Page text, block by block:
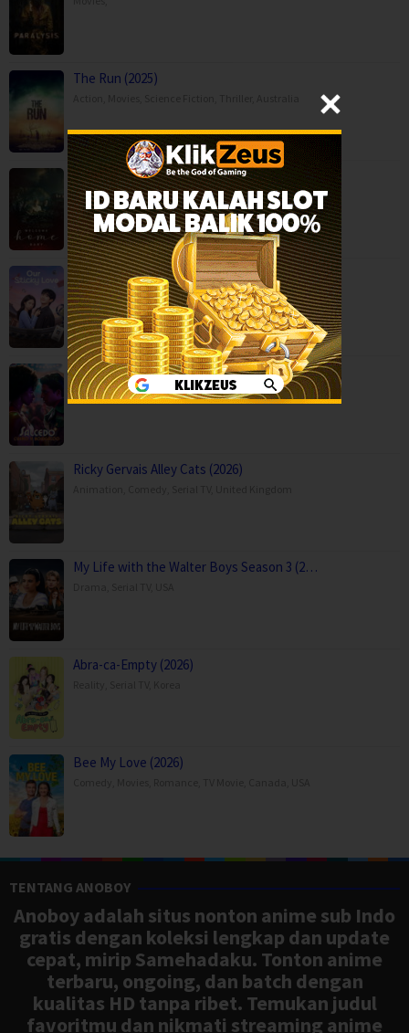
The Run (2025)
Welcome Home Baby (2025)
Horror,Movies,Austria,Germany
Our Sticky Love (2026)
BOX OFFICE,Comedy,Drama,Serial TV,Korea
Salcedo, Leather, and Boogaloo (2026)
Drama,Serial TV,
Ricky Gervais Alley Cats (2026)
My Life with the Walter Boys Season 3 (2…
Abra-ca-Empty (2026)
Bee My Love (2026)
TENTANG ANOBOY
Anoboy adalah situs nonton anime sub Indo
gratis dengan koleksi lengkap dan update
cepat, mirip Samehadaku. Tonton anime
terbaru, ongoing, dan batch dengan
kualitas HD tanpa ribet. Temukan judul
favoritmu dan nikmati streaming anime